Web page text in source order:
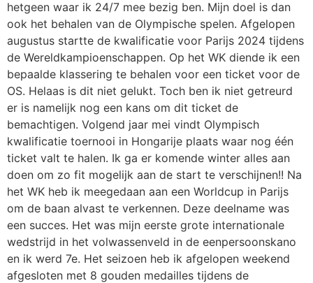
hetgeen waar ik 24/7 mee bezig ben. Mijn doel is dan
ook het behalen van de Olympische spelen. Afgelopen
augustus startte de kwalificatie voor Parijs 2024 tijdens
de Wereldkampioenschappen. Op het WK diende ik een
bepaalde klassering te behalen voor een ticket voor de
OS. Helaas is dit niet gelukt. Toch ben ik niet getreurd
er is namelijk nog een kans om dit ticket de
bemachtigen. Volgend jaar mei vindt Olympisch
kwalificatie toernooi in Hongarije plaats waar nog één
ticket valt te halen. Ik ga er komende winter alles aan
doen om zo fit mogelijk aan de start te verschijnen!! Na
het WK heb ik meegedaan aan een Worldcup in Parijs
om de baan alvast te verkennen. Deze deelname was
een succes. Het was mijn eerste grote internationale
wedstrijd in het volwassenveld in de eenpersoonskano
en ik werd 7e. Het seizoen heb ik afgelopen weekend
afgesloten met 8 gouden medailles tijdens de